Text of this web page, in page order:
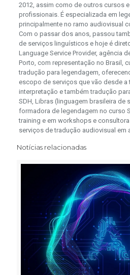
2012, assim como de outros cursos
profissionais. É especializada em
principalmente no ramo audiovisual
Com o passar dos anos, passou
de serviços linguísticos e hoje é
Language Service Provider, agência
Porto, com representação no Brasil,
tradução para legendagem,
escopo de serviços que vão desde a
interpretação e também tradução
SDH, Libras (linguagem brasileira de
formadora de legendagem no curso
training e em workshops e
serviços de tradução audiovisual em
Notícias relacionadas